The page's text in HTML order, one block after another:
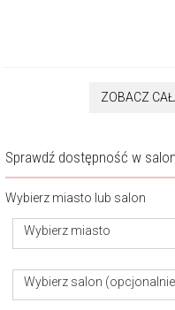
ZOBACZ
Sprawdź dostępność w
Wybierz miasto lub salon
Wybierz miasto
Wybierz salon